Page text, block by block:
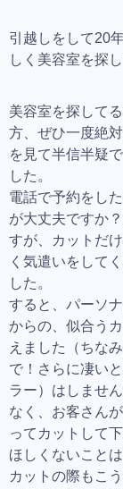
引越しをして20
しく美容室を探
美容室を探して
方、ぜひ一度絶
を見て半信半疑
した。
電話で予約をし
が大丈夫ですか
すが、カットだ
く気遣いをして
した。
すると、パーソ
からの、似合う
えました（ちな
で！さらに凄い
ラー）はしませ
なく、お客さん
ってカットして
ほしくないこと
カットの際もこ